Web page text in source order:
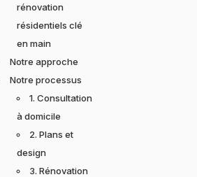
rénovation
résidentiels clé
en main
Notre approche
Notre processus
1. Consultation
à domicile
2. Plans et
design
3. Rénovation